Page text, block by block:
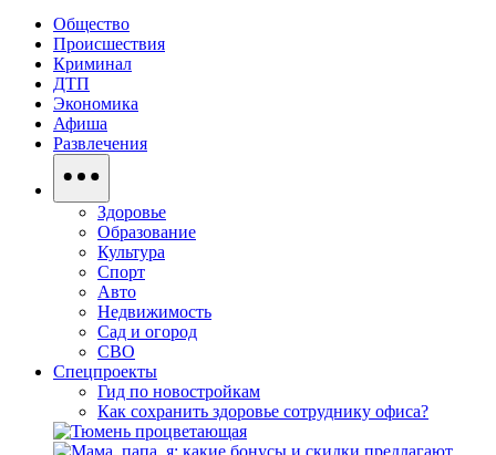
Общество
Происшествия
Криминал
ДТП
Экономика
Афиша
Развлечения
Здоровье
Образование
Культура
Спорт
Авто
Недвижимость
Сад и огород
СВО
Спецпроекты
Гид по новостройкам
Как сохранить здоровье сотруднику офиса?